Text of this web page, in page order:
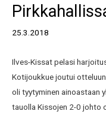
25.3.2018
Ilves-Kissat pelasi
Kotijoukkue joutui
oli tyytyminen ainoastaan
tauolla Kissojen 2-0 johto